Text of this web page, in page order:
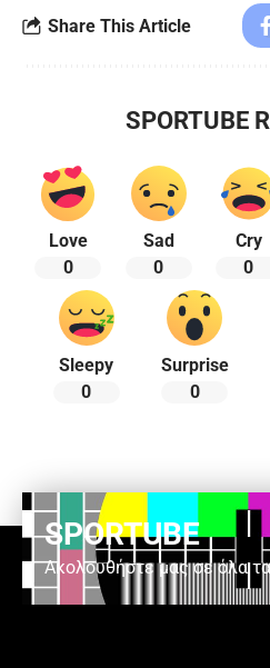
Share This Article
SPORTUBE
Love
0
Sad
0
Cry
0
Sleepy
0
Surprise
0
SPORTUBE
Ακολουθήστε μας σε όλα τα